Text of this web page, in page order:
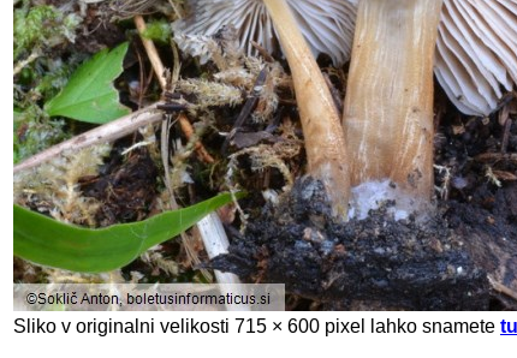
Sliko v originalni velikosti 715 × 600 pixel lahko snamete